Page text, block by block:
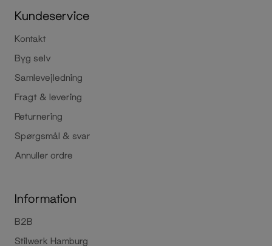
Kundeservice
Kontakt
Byg selv
Samlevejledning
Fragt & levering
Returnering
Spørgsmål & svar
Annuller ordre
Information
B2B
Stilwerk Hamburg